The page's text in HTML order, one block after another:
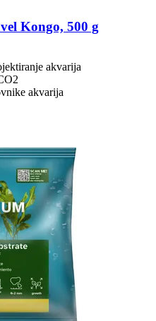
Kongo, 500 g
akvarija
akvarija